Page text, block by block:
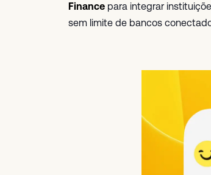
Finance para integrar
sem limite de bancos